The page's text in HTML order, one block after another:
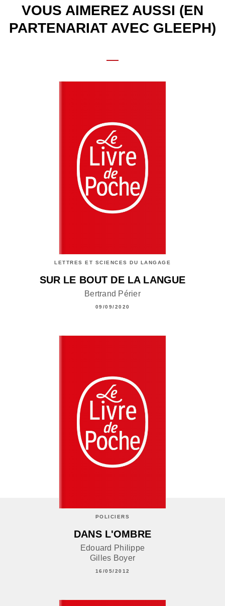
VOUS AIMEREZ AUSSI (EN
PARTENARIAT AVEC GLEEPH)
LETTRES ET SCIENCES DU LANGAGE
SUR LE BOUT DE LA LANGUE
Bertrand Périer
09/09/2020
POLICIERS
DANS L'OMBRE
Edouard Philippe
Gilles Boyer
16/05/2012